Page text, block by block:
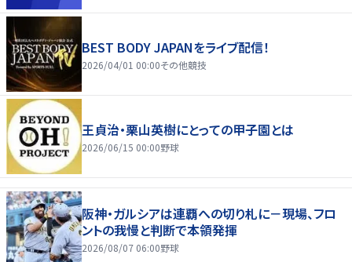
BEST BODY JAPANをライブ配信！
2026/04/01 00:00その他競技
王貞治・栗山英樹にとっての甲子園とは
2026/06/15 00:00野球
阪神・ガルシアは連覇への切り札に－現場、フロ
ントの我慢と判断で本領発揮
2026/08/07 06:00野球